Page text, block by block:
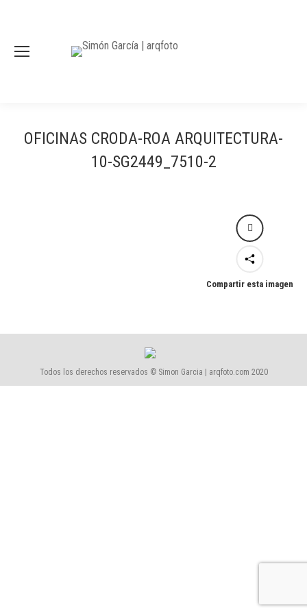
OFICINAS CRODA-ROA ARQUITECTURA-
10-SG2449_7510-2
Compartir esta imagen
Todos los derechos reservados © Simon Garcia | arqfoto.com 2020